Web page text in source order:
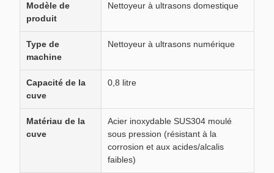
Modèle de
produit
Nettoyeur à ultrasons domestique
Type de
machine
Nettoyeur à ultrasons numérique
Capacité de la
cuve
0,8 litre
Matériau de la
cuve
Acier inoxydable SUS304 moulé
sous pression (résistant à la
corrosion et aux acides/alcalis
faibles)